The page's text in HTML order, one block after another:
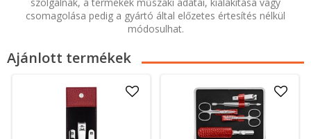
csomagolása pedig a gyártó által előzetes értesítés nélkül
módosulhat.
Ajánlott termékek